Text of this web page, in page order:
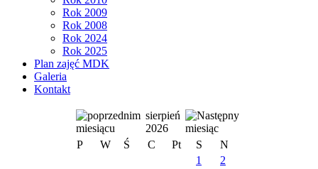
Rok 2009
Rok 2008
Rok 2024
Rok 2025
Plan zajęć MDK
Galeria
Kontakt
sierpień
2026
P
W Ś C Pt S
N
1
2